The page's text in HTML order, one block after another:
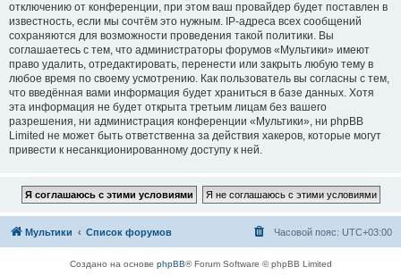
отключению от конференции, при этом ваш провайдер будет поставлен в
известность, если мы сочтём это нужным. IP-адреса всех сообщений
сохраняются для возможности проведения такой политики. Вы
соглашаетесь с тем, что администраторы форумов «Мультики» имеют
право удалить, отредактировать, перенести или закрыть любую тему в
любое время по своему усмотрению. Как пользователь вы согласны с тем,
что введённая вами информация будет храниться в базе данных. Хотя
эта информация не будет открыта третьим лицам без вашего
разрешения, ни администрация конференции «Мультики», ни phpBB
Limited не может быть ответственна за действия хакеров, которые могут
привести к несанкционированному доступу к ней.
Мультики Список форумов Часовой пояс: UTC+03:00
Создано на основе phpBB® Forum Software © phpBB Limited